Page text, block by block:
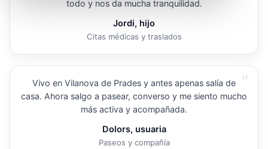
todo y nos da mucha tranquilidad.
Jordi, hijo
Citas médicas y traslados
“
Vivo en Vilanova de Prades y antes apenas salía de
casa. Ahora salgo a pasear, converso y me siento mucho
más activa y acompañada.
Dolors, usuaria
Paseos y compañía